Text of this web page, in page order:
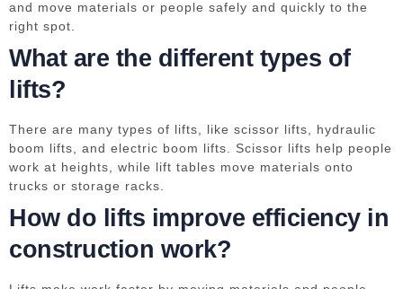
and move materials or people safely and quickly to the
right spot.
What are the different types of
lifts?
There are many types of lifts, like scissor lifts, hydraulic
boom lifts, and electric boom lifts. Scissor lifts help people
work at heights, while lift tables move materials onto
trucks or storage racks.
How do lifts improve efficiency in
construction work?